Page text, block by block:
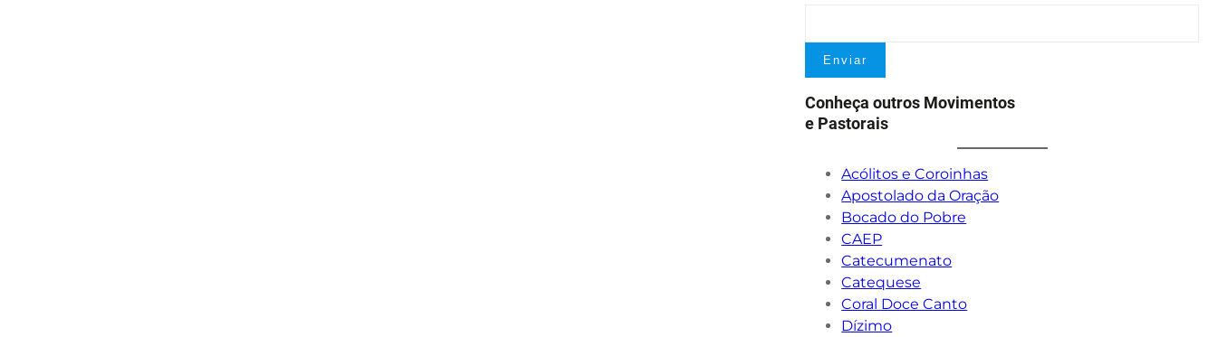
Conheça outros Movimentos
e Pastorais
Acólitos e Coroinhas
Apostolado da Oração
Bocado do Pobre
CAEP
Catecumenato
Catequese
Coral Doce Canto
Dízimo